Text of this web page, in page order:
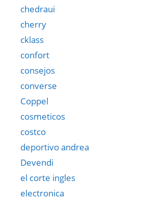
chedraui
cherry
cklass
confort
consejos
converse
Coppel
cosmeticos
costco
deportivo andrea
Devendi
el corte ingles
electronica